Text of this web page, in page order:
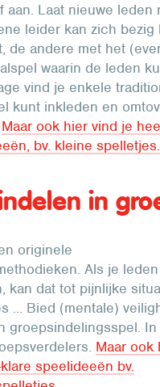
Laat nieuwe leden
leider kan zich bezig
de andere met het
waarin de leden
vind je enkele
kunt inkleden en
Maar ook hier vind je
bv. kleine spelletjes.
in
originele
Als je
kan dat tot pijnlijke
... Bied (mentale)
groepsindelingsspel. In
Maar ook
speelideeën bv.